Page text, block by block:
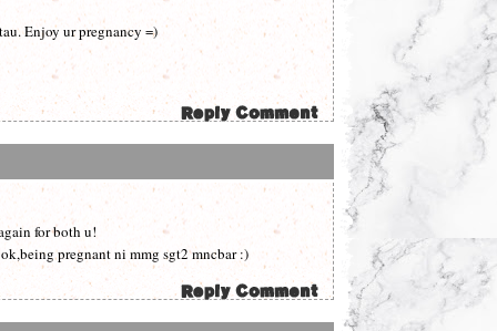
Enjoy ur pregnancy =)
for both u!
pregnant ni mmg sgt2 mncbar :)